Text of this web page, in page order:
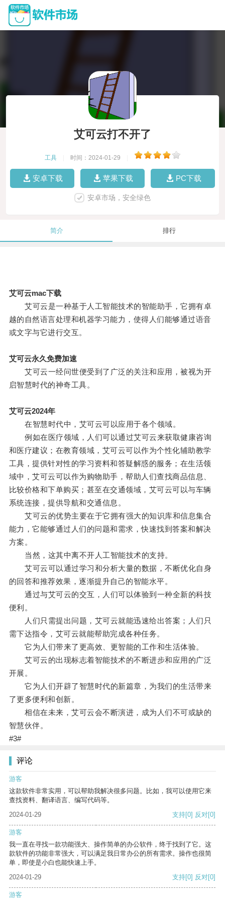
艾可云打不开了
工具 时间：2024-01-29
安卓下载 苹果下载 PC下载
安卓市场，安全绿色
简介 排行
艾可云mac下载
艾可云是一种基于人工智能技术的智能助手，它拥有卓
越的自然语言处理和机器学习能力，使得人们能够通过语音
或文字与它进行交互。
艾可云永久免费加速
艾可云一经问世便受到了广泛的关注和应用，被视为开
启智慧时代的神奇工具。
艾可云2024年
在智慧时代中，艾可云可以应用于各个领域。
例如在医疗领域，人们可以通过艾可云来获取健康咨询
和医疗建议；在教育领域，艾可云可以作为个性化辅助教学
工具，提供针对性的学习资料和答疑解惑的服务；在生活领
域中，艾可云可以作为购物助手，帮助人们查找商品信息、
比较价格和下单购买；甚至在交通领域，艾可云可以与车辆
系统连接，提供导航和交通信息。
艾可云的优势主要在于它拥有强大的知识库和信息集合
能力，它能够通过人们的问题和需求，快速找到答案和解决
方案。
当然，这其中离不开人工智能技术的支持。
艾可云可以通过学习和分析大量的数据，不断优化自身
的回答和推荐效果，逐渐提升自己的智能水平。
通过与艾可云的交互，人们可以体验到一种全新的科技
便利。
人们只需提出问题，艾可云就能迅速给出答案；人们只
需下达指令，艾可云就能帮助完成各种任务。
它为人们带来了更高效、更智能的工作和生活体验。
艾可云的出现标志着智能技术的不断进步和应用的广泛
开展。
它为人们开辟了智慧时代的新篇章，为我们的生活带来
了更多便利和创新。
相信在未来，艾可云会不断演进，成为人们不可或缺的
智慧伙伴。
#3#
评论
游客
这款软件非常实用，可以帮助我解决很多问题。比如，我可以使用它来
查找资料、翻译语言、编写代码等。
2024-01-29
支持[0] 反对[0]
游客
我一直在寻找一款功能强大、操作简单的办公软件，终于找到了它。这
款软件的功能非常强大，可以满足我日常办公的所有需求。操作也很简
单，即使是小白也能快速上手。
2024-01-29
支持[0] 反对[0]
游客